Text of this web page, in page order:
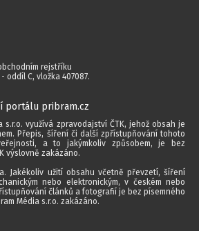
rejstříku
oddíl C, vložka 407087.
portálu pribram.cz
s.r.o. využívá zpravodajství ČTK, jehož obsah je
Přepis, šíření či další zpřístupňování tohoto
a to jakýmkoliv způsobem, je bez
výslovně zakázáno.
Jakékoliv užití obsahu včetně převzetí, šíření
nebo elektronickým, v českém nebo
článků a fotografií je bez písemného
Média s.r.o. zakázáno.